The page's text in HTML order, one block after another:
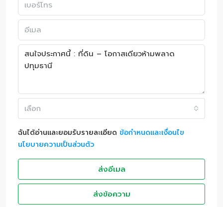
เลือก
ฉันได้อ่านและยอมรับรายละเอียด ข้อกำหนดและเงื่อนไข
นโยบายความเป็นส่วนตัว
ส่งอีเมล
ส่งข้อความ